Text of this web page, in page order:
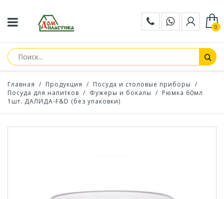
0
Главная / Продукция / Посуда и столовые приборы /
Посуда для напитков / Фужеры и бокалы / Рюмка 60мл
1шт. ДАЛИДА-F&D (без упаковки)